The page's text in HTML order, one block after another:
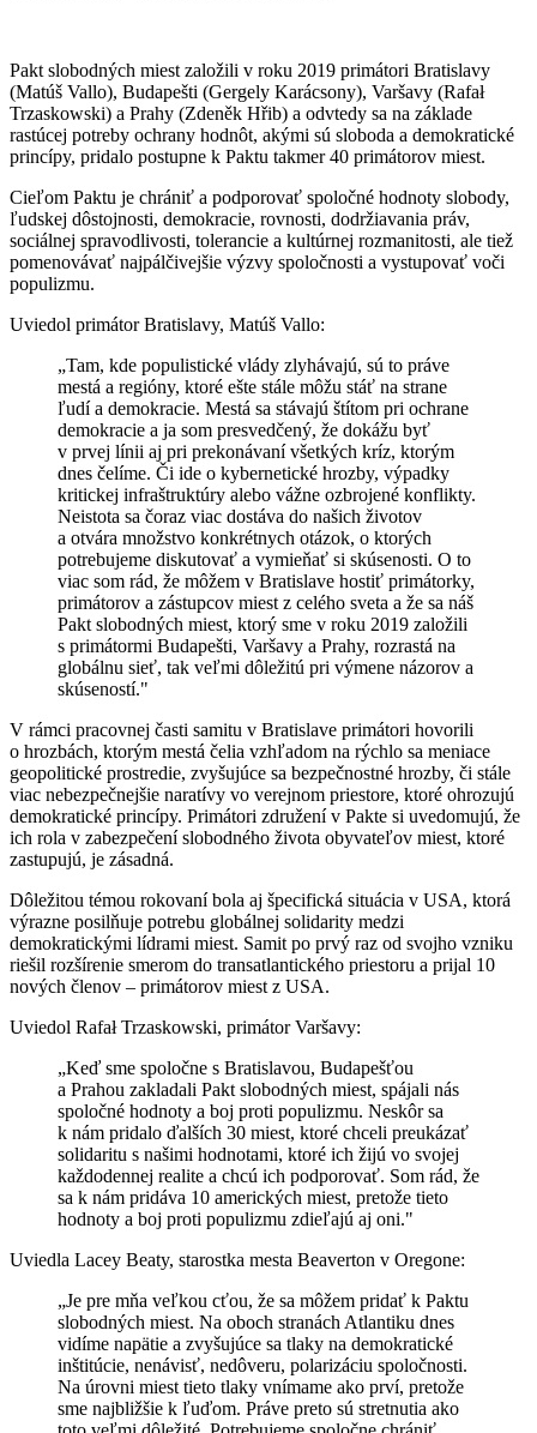
Pakt slobodných miest založili v roku 2019 primátori Bratislavy
(Matúš Vallo), Budapešti (Gergely Karácsony), Varšavy (Rafał
Trzaskowski) a Prahy (Zdeněk Hřib) a odvtedy sa na základe
rastúcej potreby ochrany hodnôt, akými sú sloboda a demokratické
princípy, pridalo postupne k Paktu takmer 40 primátorov miest.
Cieľom Paktu je chrániť a podporovať spoločné hodnoty slobody,
ľudskej dôstojnosti, demokracie, rovnosti, dodržiavania práv,
sociálnej spravodlivosti, tolerancie a kultúrnej rozmanitosti, ale tiež
pomenovávať najpálčivejšie výzvy spoločnosti a vystupovať voči
populizmu.
Uviedol primátor Bratislavy, Matúš Vallo:
„Tam, kde populistické vlády zlyhávajú, sú to práve
mestá a regióny, ktoré ešte stále môžu stáť na strane
ľudí a demokracie. Mestá sa stávajú štítom pri ochrane
demokracie a ja som presvedčený, že dokážu byť
v prvej línii aj pri prekonávaní všetkých kríz, ktorým
dnes čelíme. Či ide o kybernetické hrozby, výpadky
kritickej infraštruktúry alebo vážne ozbrojené konflikty.
Neistota sa čoraz viac dostáva do našich životov
a otvára množstvo konkrétnych otázok, o ktorých
potrebujeme diskutovať a vymieňať si skúsenosti. O to
viac som rád, že môžem v Bratislave hostiť primátorky,
primátorov a zástupcov miest z celého sveta a že sa náš
Pakt slobodných miest, ktorý sme v roku 2019 založili
s primátormi Budapešti, Varšavy a Prahy, rozrastá na
globálnu sieť, tak veľmi dôležitú pri výmene názorov a
skúseností."
V rámci pracovnej časti samitu v Bratislave primátori hovorili
o hrozbách, ktorým mestá čelia vzhľadom na rýchlo sa meniace
geopolitické prostredie, zvyšujúce sa bezpečnostné hrozby, či stále
viac nebezpečnejšie naratívy vo verejnom priestore, ktoré ohrozujú
demokratické princípy. Primátori združení v Pakte si uvedomujú, že
ich rola v zabezpečení slobodného života obyvateľov miest, ktoré
zastupujú, je zásadná.
Dôležitou témou rokovaní bola aj špecifická situácia v USA, ktorá
výrazne posilňuje potrebu globálnej solidarity medzi
demokratickými lídrami miest. Samit po prvý raz od svojho vzniku
riešil rozšírenie smerom do transatlantického priestoru a prijal 10
nových členov – primátorov miest z USA.
Uviedol Rafał Trzaskowski, primátor Varšavy:
„Keď sme spoločne s Bratislavou, Budapešťou
a Prahou zakladali Pakt slobodných miest, spájali nás
spoločné hodnoty a boj proti populizmu. Neskôr sa
k nám pridalo ďalších 30 miest, ktoré chceli preukázať
solidaritu s našimi hodnotami, ktoré ich žijú vo svojej
každodennej realite a chcú ich podporovať. Som rád, že
sa k nám pridáva 10 amerických miest, pretože tieto
hodnoty a boj proti populizmu zdieľajú aj oni."
Uviedla Lacey Beaty, starostka mesta Beaverton v Oregone:
„Je pre mňa veľkou cťou, že sa môžem pridať k Paktu
slobodných miest. Na oboch stranách Atlantiku dnes
vidíme napätie a zvyšujúce sa tlaky na demokratické
inštitúcie, nenávisť, nedôveru, polarizáciu spoločnosti.
Na úrovni miest tieto tlaky vnímame ako prví, pretože
sme najbližšie k ľuďom. Práve preto sú stretnutia ako